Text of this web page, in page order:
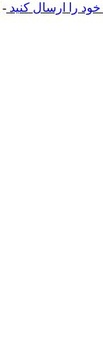
را ارسال کنید -